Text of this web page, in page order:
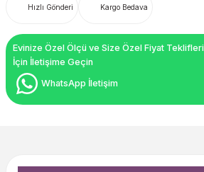
Hızlı Gönderi Kargo Bedava
Evinize Özel Ölçü ve Size Özel Fiyat Teklifleri
İçin İletişime Geçin
WhatsApp İletişim